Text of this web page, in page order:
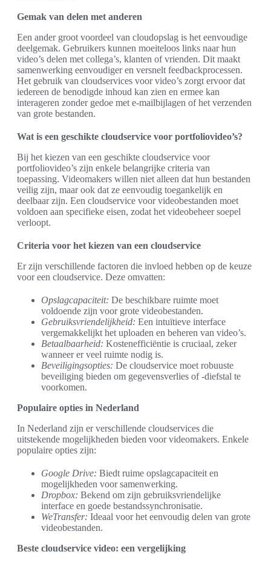
Gemak van delen met anderen
Een ander groot voordeel van cloudopslag is het eenvoudige
deelgemak. Gebruikers kunnen moeiteloos links naar hun
video’s delen met collega’s, klanten of vrienden. Dit maakt
samenwerking eenvoudiger en versnelt feedbackprocessen.
Het gebruik van cloudservices voor video’s zorgt ervoor dat
iedereen de benodigde inhoud kan zien en ermee kan
interageren zonder gedoe met e-mailbijlagen of het verzenden
van grote bestanden.
Wat is een geschikte cloudservice voor portfoliovideo’s?
Bij het kiezen van een geschikte cloudservice voor
portfoliovideo’s zijn enkele belangrijke criteria van
toepassing. Videomakers willen niet alleen dat hun bestanden
veilig zijn, maar ook dat ze eenvoudig toegankelijk en
deelbaar zijn. Een cloudservice voor videobestanden moet
voldoen aan specifieke eisen, zodat het videobeheer soepel
verloopt.
Criteria voor het kiezen van een cloudservice
Er zijn verschillende factoren die invloed hebben op de keuze
voor een cloudservice. Deze omvatten:
Opslagcapaciteit: De beschikbare ruimte moet
voldoende zijn voor grote videobestanden.
Gebruiksvriendelijkheid: Een intuïtieve interface
vergemakkelijkt het uploaden en beheren van video’s.
Betaalbaarheid: Kostenefficiëntie is cruciaal, zeker
wanneer er veel ruimte nodig is.
Beveiligingsopties: De cloudservice moet robuuste
beveiliging bieden om gegevensverlies of -diefstal te
voorkomen.
Populaire opties in Nederland
In Nederland zijn er verschillende cloudservices die
uitstekende mogelijkheden bieden voor videomakers. Enkele
populaire opties zijn:
Google Drive: Biedt ruime opslagcapaciteit en
mogelijkheden voor samenwerking.
Dropbox: Bekend om zijn gebruiksvriendelijke
interface en goede bestandssynchronisatie.
WeTransfer: Ideaal voor het eenvoudig delen van grote
videobestanden.
Beste cloudservice video: een vergelijking